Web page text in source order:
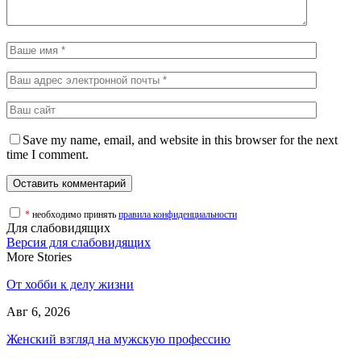
Save my name, email, and website in this browser for the next
time I comment.
* необходимо принять правила конфиденциальности
Для слабовидящих
Версия для слабовидящих
More Stories
От хобби к делу жизни
Авг 6, 2026
Женский взгляд на мужскую профессию